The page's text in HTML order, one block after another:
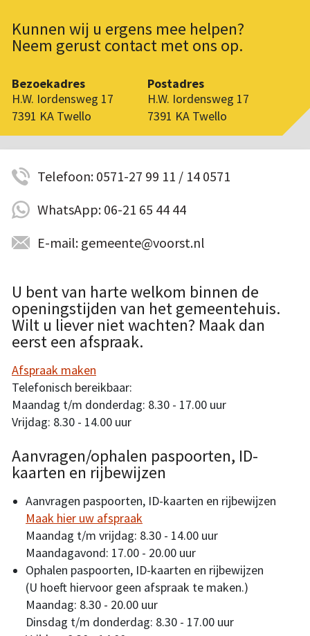
Kunnen wij u ergens mee helpen?
Neem gerust contact met ons op.
Bezoekadres
H.W. Iordensweg 17
7391 KA Twello
Postadres
H.W. Iordensweg 17
7391 KA Twello
Telefoon: 0571-27 99 11 / 14 0571
WhatsApp: 06-21 65 44 44
E-mail: gemeente@voorst.nl
U bent van harte welkom binnen de
openingstijden van het gemeentehuis.
Wilt u liever niet wachten? Maak dan
eerst een afspraak.
Afspraak maken
Telefonisch bereikbaar:
Maandag t/m donderdag: 8.30 - 17.00 uur
Vrijdag: 8.30 - 14.00 uur
Aanvragen/ophalen paspoorten, ID-
kaarten en rijbewijzen
Aanvragen paspoorten, ID-kaarten en rijbewijzen
Maak hier uw afspraak
Maandag t/m vrijdag: 8.30 - 14.00 uur
Maandagavond: 17.00 - 20.00 uur
Ophalen paspoorten, ID-kaarten en rijbewijzen
(U hoeft hiervoor geen afspraak te maken.)
Maandag: 8.30 - 20.00 uur
Dinsdag t/m donderdag: 8.30 - 17.00 uur